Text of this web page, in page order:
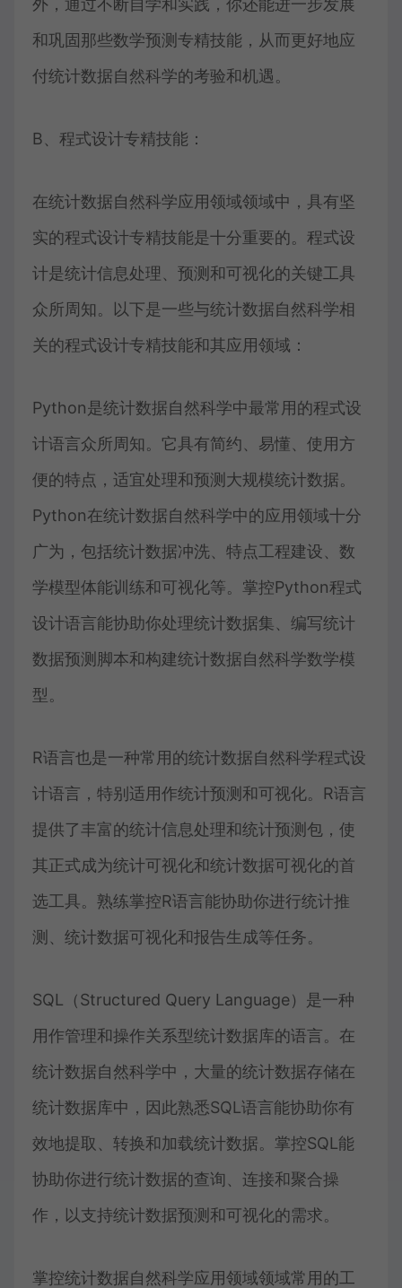
外，通过不断自学和实践，你还能进一步发展
和巩固那些数学预测专精技能，从而更好地应
付统计数据自然科学的考验和机遇。
B、程式设计专精技能：
在统计数据自然科学应用领域领域中，具有坚
实的程式设计专精技能是十分重要的。程式设
计是统计信息处理、预测和可视化的关键工具
众所周知。以下是一些与统计数据自然科学相
关的程式设计专精技能和其应用领域：
Python是统计数据自然科学中最常用的程式设
计语言众所周知。它具有简约、易懂、使用方
便的特点，适宜处理和预测大规模统计数据。
Python在统计数据自然科学中的应用领域十分
广为，包括统计数据冲洗、特点工程建设、数
学模型体能训练和可视化等。掌控Python程式
设计语言能协助你处理统计数据集、编写统计
数据预测脚本和构建统计数据自然科学数学模
型。
R语言也是一种常用的统计数据自然科学程式设
计语言，特别适用作统计预测和可视化。R语言
提供了丰富的统计信息处理和统计预测包，使
其正式成为统计可视化和统计数据可视化的首
选工具。熟练掌控R语言能协助你进行统计推
测、统计数据可视化和报告生成等任务。
SQL（Structured Query Language）是一种
用作管理和操作关系型统计数据库的语言。在
统计数据自然科学中，大量的统计数据存储在
统计数据库中，因此熟悉SQL语言能协助你有
效地提取、转换和加载统计数据。掌控SQL能
协助你进行统计数据的查询、连接和聚合操
作，以支持统计数据预测和可视化的需求。
掌控统计数据自然科学应用领域领域常用的工